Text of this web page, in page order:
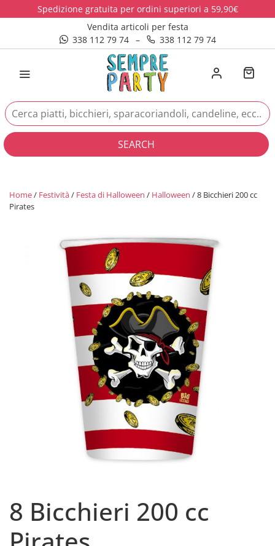
Spedizione gratuita per ordini superiori a 59,90€
Vendita articoli per festa
338 112 79 74
– 338 112 79 74
SEARCH
Home/ Festività/ Festa di Halloween / Halloween / 8 Bicchieri 200 cc
Pirates
8 Bicchieri 200 cc